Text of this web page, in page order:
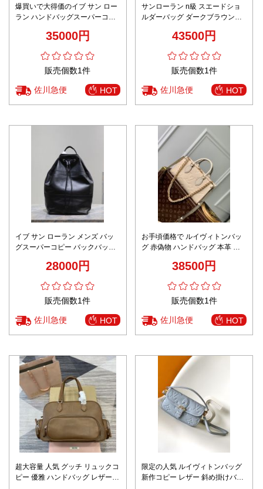
爆買いで大得価のイブ サン ロー
ラン ハンドバッグスーパーコピ
35000円
販売個数1件
佐川急便 HOT
サンローラン n級 スエードショ
ルダーバッグ ダークブラウン仕
43500円
販売個数1件
佐川急便 HOT
イブ サン ローラン メンズ バッ
グスーパーコピー バックバッグ
28000円
販売個数1件
佐川急便 HOT
お手頃価格で ルイヴィトンバッ
グ 赤偽物 ハンドバッグ 本革 レ
38500円
販売個数1件
佐川急便 HOT
超大容量 人気 グッチ リュックコ
ピー 優雅 ハンドバッグ レザー
限定の人気 ルイヴィトンバッグ
新作コピー レザー 斜め掛けバッ